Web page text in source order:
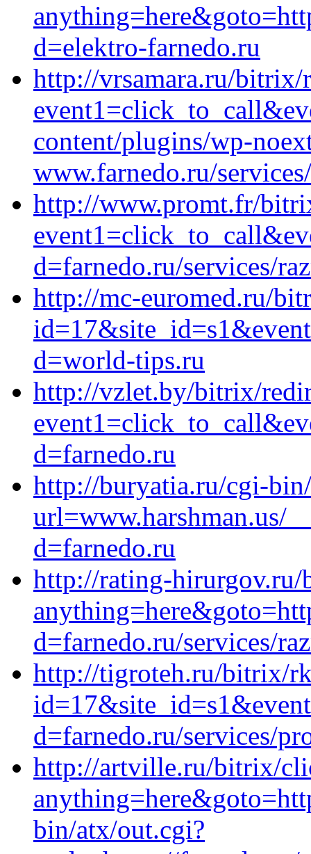
d=elektro-farnedo.ru
http://vrsamara.ru/bitrix/
content/plugins/wp-
www.farnedo.ru/
http://www.promt.fr/
d=farnedo.ru/services/
http://mc-euromed.ru/
d=world-tips.ru
http://vzlet.by/bitrix/
d=farnedo.ru
http://buryatia.ru/cgi-
url=www.harshman.us/
d=farnedo.ru
http://rating-
d=farnedo.ru/services/
http://tigroteh.ru/bitrix/
d=farnedo.ru/services/
http://artville.ru/bitrix/
bin/atx/out.cgi?